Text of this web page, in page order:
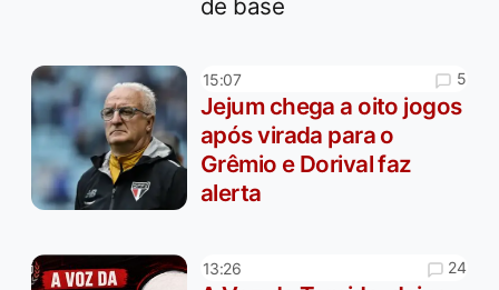
de base
15:07 5
Jejum chega a oito jogos
após virada para o
Grêmio e Dorival faz
alerta
13:26 24